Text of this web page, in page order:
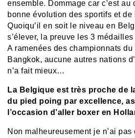
ensemble. Dommage car c’est au
bonne évolution des sportifs et
Quoiqu’il en soit le niveau en
s’élever, la preuve les 3
A ramenées des championnats du
Bangkok, aucune autres nations
n’a fait mieux…
La Belgique est très proche de
du pied poing par excellence,
l’occasion d’aller boxer en
Non malheureusement je n’ai pas